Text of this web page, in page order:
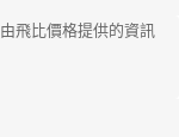
由飛比價格提供的資訊